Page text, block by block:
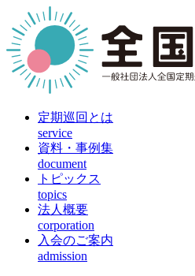
定期巡回とは
service
資料・事例集
document
トピックス
topics
法人概要
corporation
入会のご案内
admission